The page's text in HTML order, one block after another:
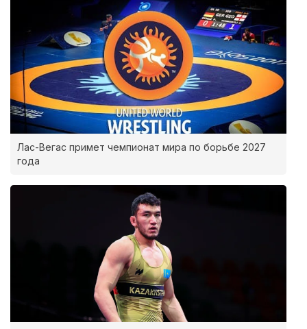
Лас-Вегас примет чемпионат мира по борьбе 2027
года